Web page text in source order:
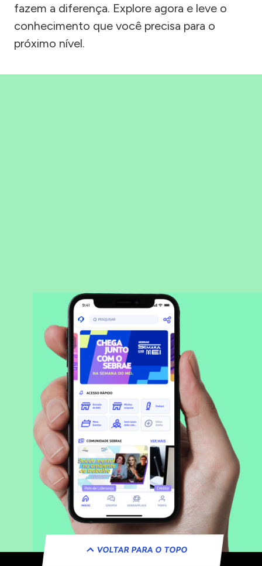
fazem a diferença. Explore agora e leve o
conhecimento que você precisa para o
próximo nível.
VOLTAR PARA O TOPO